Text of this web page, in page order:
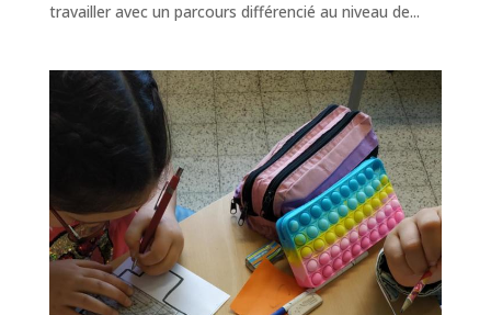
travailler avec un parcours différencié au niveau de...